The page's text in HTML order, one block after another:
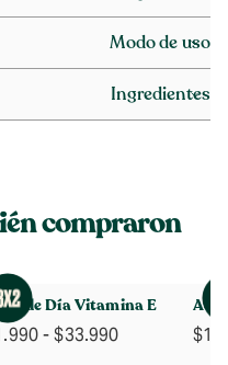
Modo de uso
Ingredientes
compraron
de Día Vitamina E
- $33.990Rango
$